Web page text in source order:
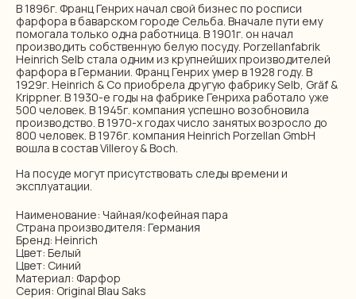
В 1896г. Франц Генрих начал свой бизнес по росписи
фарфора в баварском городе Сельба. Вначале пути ему
помогала только одна работница. В 1901г. он начал
производить собственную белую посуду. Porzellanfabrik
Heinrich Selb стала одним из крупнейших производителей
фарфора в Германии. Франц Генрих умер в 1928 году. В
1929г. Heinrich & Co приобрела другую фабрику Selb, Gräf &
Krippner. В 1930-е годы на фабрике Генриха работало уже
500 человек. В 1945г. компания успешно возобновила
производство. В 1970-х годах число занятых возросло до
800 человек. В 1976г. компания Heinrich Porzellan GmbH
вошла в состав Villeroy & Boch.
На посуде могут присутствовать следы времени и
эксплуатации.
Наименование: Чайная/кофейная пара
Страна производителя: Германия
Бренд: Heinrich
Цвет: Белый
Цвет: Синий
Материал: Фарфор
Серия: Original Blau Saks